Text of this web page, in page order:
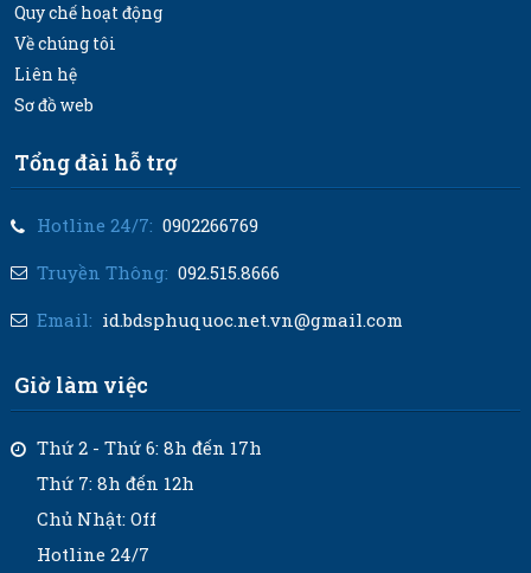
Quy chế hoạt động
Về chúng tôi
Liên hệ
Sơ đồ web
Tổng đài hỗ trợ
Hotline 24/7: 0902266769
Truyền Thông: 092.515.8666
Email: id.bdsphuquoc.net.vn@gmail.com
Giờ làm việc
Thứ 2 - Thứ 6: 8h đến 17h
Thứ 7: 8h đến 12h
Chủ Nhật: Off
Hotline 24/7